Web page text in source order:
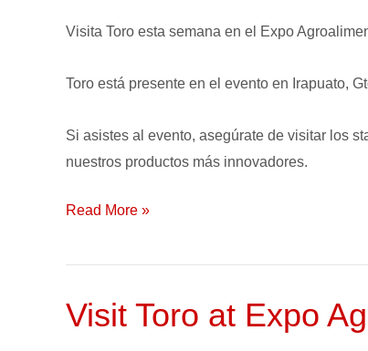
Visita Toro esta semana en el Expo
Toro está presente en el evento en Irapuato,
Si asistes al evento, asegúrate de visitar los
nuestros productos más innovadores.
en
Expo
2016!
Read More »
Visit Toro at Expo
Visit